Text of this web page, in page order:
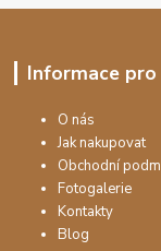
Informace pro
O nás
Jak nakupovat
Obchodní
Fotogalerie
Kontakty
Blog